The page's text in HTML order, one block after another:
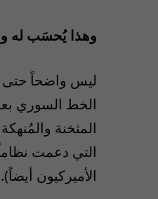
وهذا يُحسَب له
ليس واضحاً حتى
الخط السوري
المثخنة
التي دعمت
الأميركيون أيضاً).